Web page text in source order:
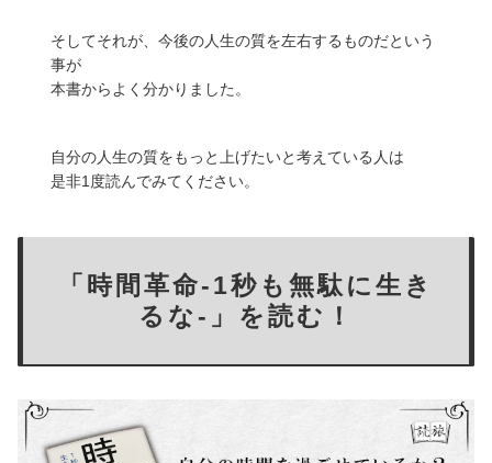
そしてそれが、今後の人生の質を左右するものだという
事が
本書からよく分かりました。
自分の人生の質をもっと上げたいと考えている人は
是非1度読んでみてください。
「時間革命-1秒も無駄に生き
るな-」を読む！